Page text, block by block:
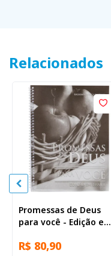
Relacionados
Promessas de Deus
para você - Edição em
R$ 80,90